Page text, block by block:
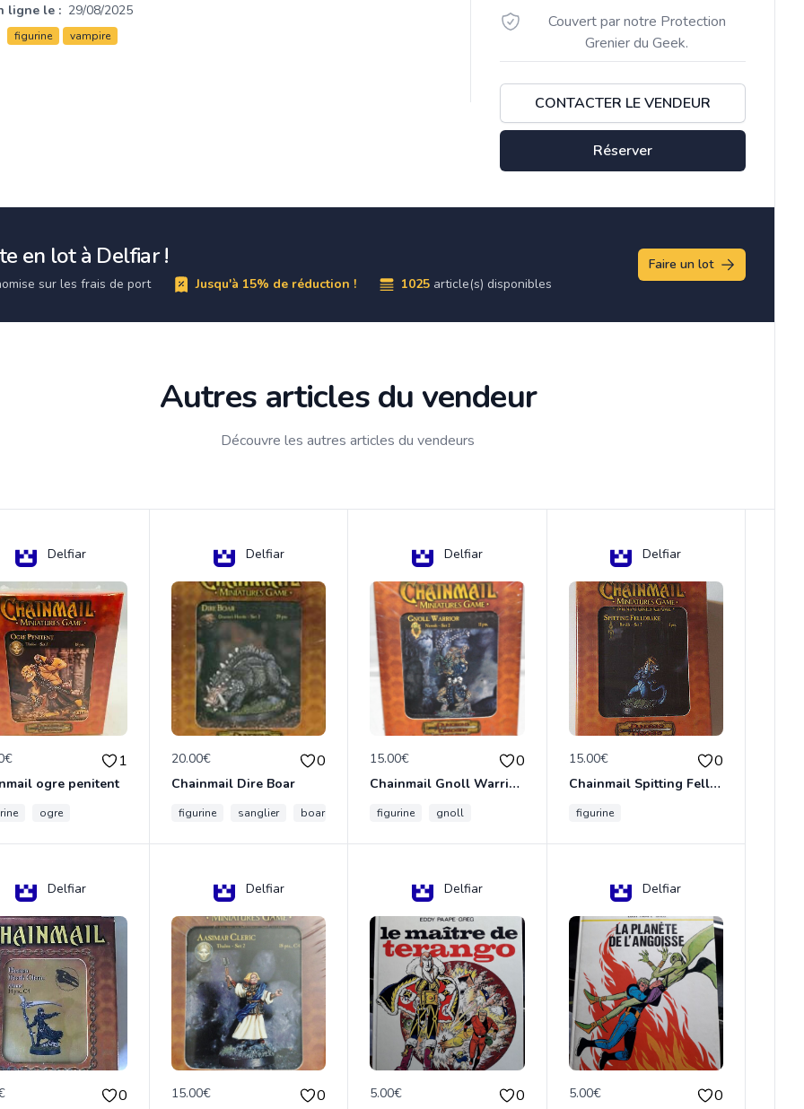
Couvert par notre Protection
Grenier du Geek.
CONTACTER LE VENDEUR
Réserver
ligne le : 29/08/2025
figurine vampire
en lot à Delfiar !
sur les frais de port Jusqu'à 15% de réduction ! 1025 article(s) disponibles
Faire un lot
Autres articles du vendeur
Découvre les autres articles du vendeurs
Delfiar
1
ogre penitent
ogre
Delfiar
20.00€ 0
Chainmail Dire Boar
figurine sanglier boar
Delfiar
15.00€ 0
Chainmail Gnoll Warrior Dungeons & Dragons
figurine gnoll
Delfiar
15.00€ 0
Chainmail Spitting Felldrake
figurine
Delfiar
0
Delfiar
15.00€ 0
Delfiar
5.00€ 0
Delfiar
5.00€ 0